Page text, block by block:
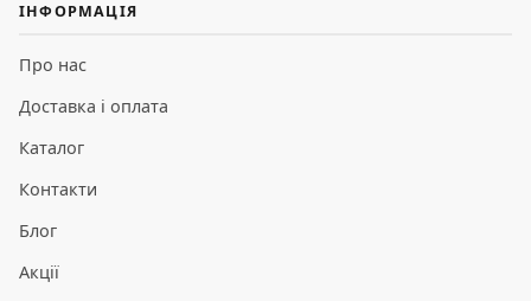
ІНФОРМАЦІЯ
Про нас
Доставка і оплата
Каталог
Контакти
Блог
Акції